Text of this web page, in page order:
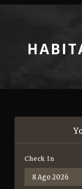
Check In